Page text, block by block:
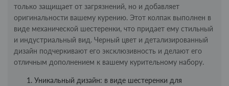
только защищает от загрязнений, но и добавляет
оригинальности вашему курению. Этот колпак выполнен в
виде механической шестеренки, что придает ему стильный
и индустриальный вид. Черный цвет и детализированный
дизайн подчеркивают его эксклюзивность и делают его
отличным дополнением к вашему курительному набору.
Уникальный дизайн: в виде шестеренки для